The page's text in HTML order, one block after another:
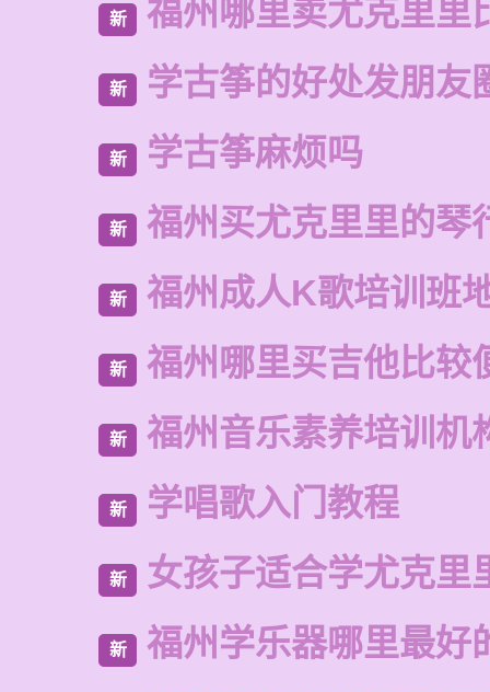
新 福州哪里卖尤克里里
新 学古筝的好处发朋友
新 学古筝麻烦吗
新 福州买尤克里里的琴
新 福州成人K歌培训班
新 福州哪里买吉他比较
新 福州音乐素养培训机
新 学唱歌入门教程
新 女孩子适合学尤克里
新 福州学乐器哪里最好